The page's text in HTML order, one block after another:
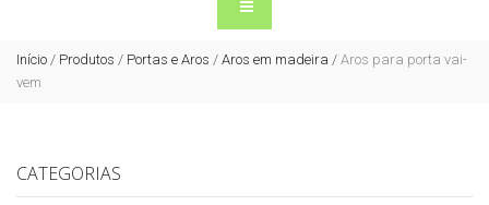
Início / Produtos / Portas e Aros / Aros em madeira / Aros para porta vai-
vem
CATEGORIAS